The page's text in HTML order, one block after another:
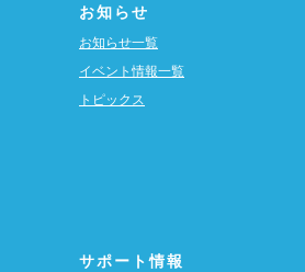
お知らせ
お知らせ一覧
イベント情報一覧
トピックス
サポート情報